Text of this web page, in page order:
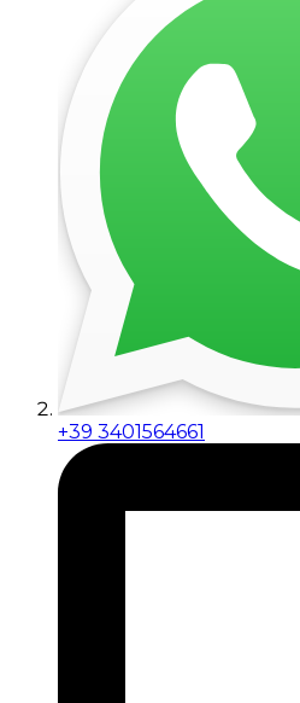
+39 3401564661